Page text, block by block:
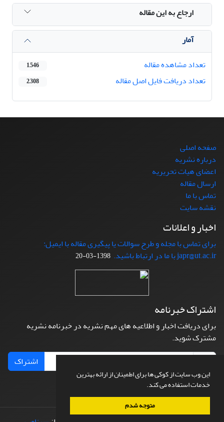
این وب سایت از کوکی ها برای اطمینان از ارائه بهترین
خدمات استفاده می کند.
متوجه شدم
ارجاع به این مقاله
آمار
تعداد مشاهده مقاله
1,546
تعداد دریافت فایل اصل مقاله 2,308
صفحه اصلی
درباره نشریه
اعضای هیات تحریریه
ارسال مقاله
تماس با ما
نقشه سایت
اخبار و اعلانات
برای تماس با مجله و طرح سوالات یا پیگیری مقاله با ایمیل:
japr@ut.ac.ir با ما در ارتباط باشید.
1398-03-20
اشتراک خبرنامه
برای دریافت اخبار و اطلاعیه های مهم نشریه در خبرنامه نشریه
مشترک شوید.
اشتراک